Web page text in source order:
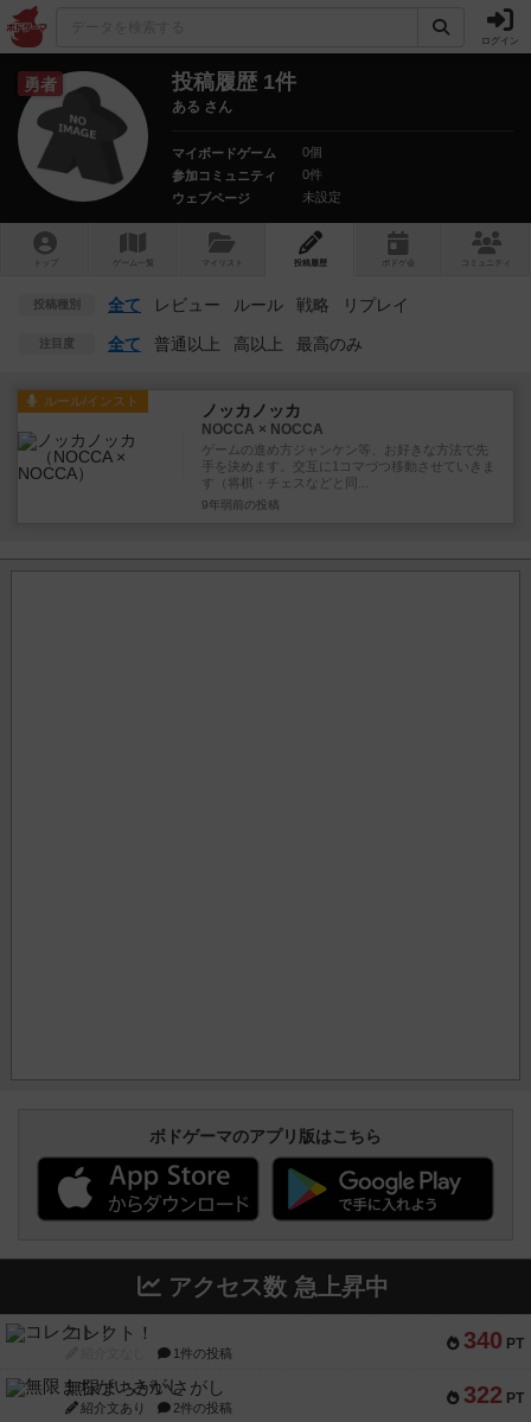
ログイン
勇者 投稿履歴 1件
ある さん
マイボードゲーム
0個
参加コミュニティ
0件
ウェブページ
未設定
トップ ゲーム一覧 マイリスト 投稿履歴 ボ ドゲ コミュニティ
投稿種別 全て レビュー ルール 戦略 リプレイ
注目度 全て 普通以上 高以上 最高のみ
ルール/インスト ノッカノッカ
NOCCA × NOCCA
ゲームの進め方ジャンケン等、お好きな方法で先
手を決めます。交互に1コマづつ移動させていきま
す（将棋・チェスなどと同...
9年弱前 の投稿
ボドゲーマのアプリ版はこちら
アクセス数 急上昇中
340 PT
コレクト！
1件の投稿
322 PT
無限まちがいさがし
紹介文あり 2件の投稿